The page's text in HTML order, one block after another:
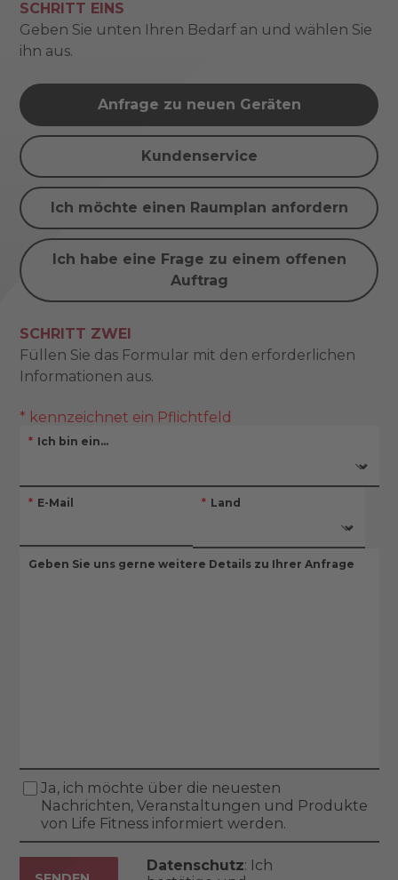
SCHRITT EINS
Geben Sie unten Ihren Bedarf an und wählen Sie
ihn aus.
Anfrage zu neuen Geräten
Kundenservice
Ich möchte einen Raumplan anfordern
Ich habe eine Frage zu einem offenen
Auftrag
SCHRITT ZWEI
Füllen Sie das Formular mit den erforderlichen
Informationen aus.